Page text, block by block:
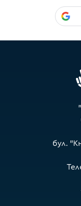
бул.